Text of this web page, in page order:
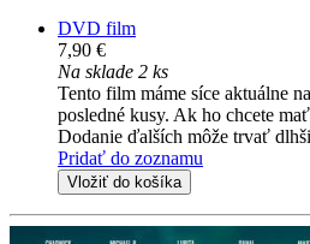
DVD film
7,90 €
Na sklade 2 ks
Tento film máme síce aktuálne
posledné kusy. Ak ho chcete
Dodanie ďalších môže trvať
Pridať do zoznamu
Vložiť do košíka